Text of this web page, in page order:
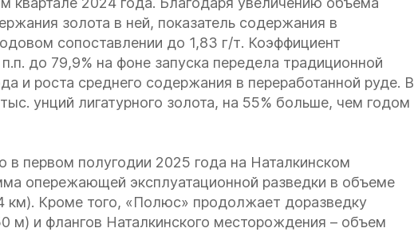
золота в ней, показатель содержания в
сопоставлении до 1,83 г/т. Коэффициент
до 79,9% на фоне запуска передела традиционной
и роста среднего содержания в переработанной руде. В
унций лигатурного золота, на 55% больше, чем годом
в первом полугодии 2025 года на Наталкинском
опережающей эксплуатационной разведки в объеме
км). Кроме того, «Полюс» продолжает доразведку
м) и флангов Наталкинского месторождения – объем